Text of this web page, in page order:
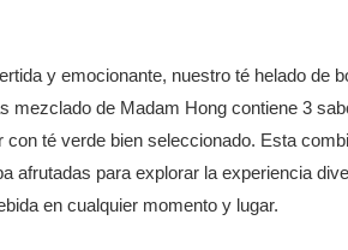
y emocionante, nuestro té helado de
mezclado de Madam Hong contiene 3
té verde bien seleccionado. Esta
afrutadas para explorar la experiencia
en cualquier momento y lugar.